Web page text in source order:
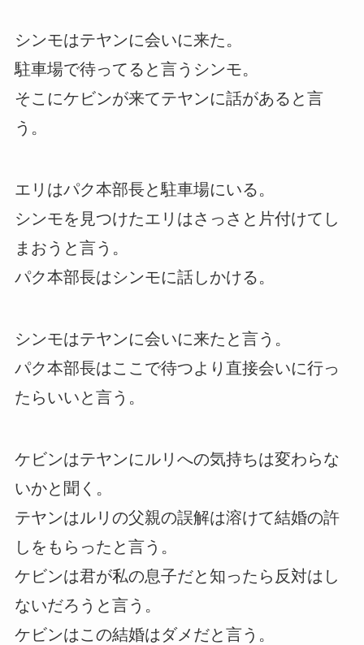
シンモはテヤンに会いに来た。
駐車場で待ってると言うシンモ。
そこにケビンが来てテヤンに話があると言
う。
エリはパク本部長と駐車場にいる。
シンモを見つけたエリはさっさと片付けてし
まおうと言う。
パク本部長はシンモに話しかける。
シンモはテヤンに会いに来たと言う。
パク本部長はここで待つより直接会いに行っ
たらいいと言う。
ケビンはテヤンにルリへの気持ちは変わらな
いかと聞く。
テヤンはルリの父親の誤解は溶けて結婚の許
しをもらったと言う。
ケビンは君が私の息子だと知ったら反対はし
ないだろうと言う。
ケビンはこの結婚はダメだと言う。